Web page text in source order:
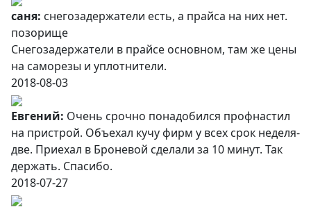
саня: снегозадержатели есть, а прайса на них нет.
позорище
Снегозадержатели в прайсе основном, там же цены
на саморезы и уплотнители.
2018-08-03
Евгений: Очень срочно понадобился профнастил
на пристрой. Объехал кучу фирм у всех срок неделя-
две. Приехал в Броневой сделали за 10 минут. Так
держать. Спасибо.
2018-07-27